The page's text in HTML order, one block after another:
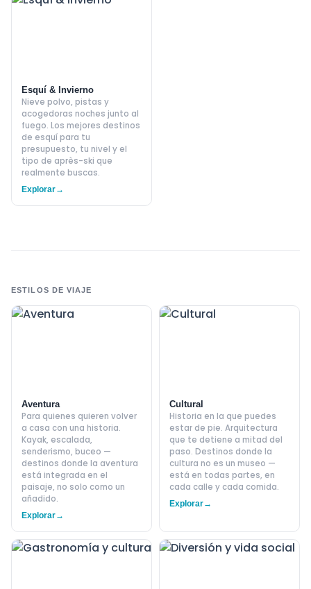
Esquí & Invierno
Nieve polvo, pistas y
acogedoras noches junto al
fuego. Los mejores destinos
de esquí para tu
presupuesto, tu nivel y el
tipo de après-ski que
realmente buscas.
Explorar→
ESTILOS DE VIAJE
Aventura
Para quienes quieren volver
a casa con una historia.
Kayak, escalada,
senderismo, buceo —
destinos donde la aventura
está integrada en el
paisaje, no solo como un
añadido.
Explorar→
Cultural
Historia en la que puedes
estar de pie. Arquitectura
que te detiene a mitad del
paso. Destinos donde la
cultura no es un museo —
está en todas partes, en
cada calle y cada comida.
Explorar→